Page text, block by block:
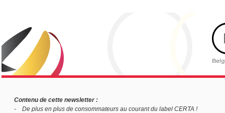
Contenu de cette newsletter :
- De plus en plus de consommateurs au courant du label CERTA !